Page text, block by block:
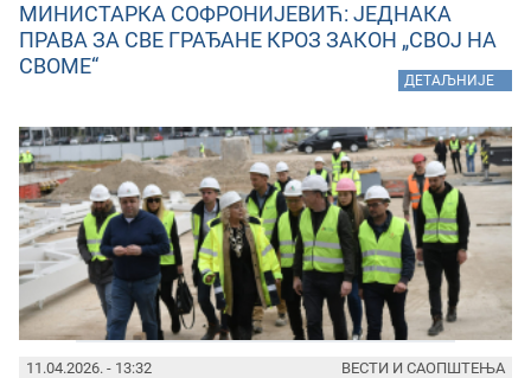
МИНИСТАРКА СОФРОНИЈЕВИЋ: ЈЕДНАКА
ПРАВА ЗА СВЕ ГРАЂАНЕ КРОЗ ЗАКОН „СВОЈ НА
СВОМЕ“
ДЕТАЉНИЈЕ
11.04.2026. - 13:32 ВЕСТИ И САОПШТЕЊА